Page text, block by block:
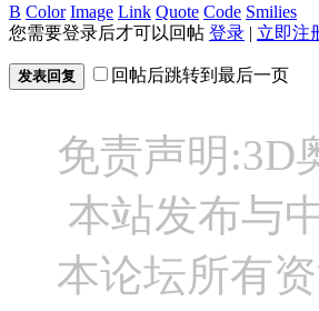
B Color Image Link Quote Code Smilies
您需要登录后才可以回帖 登录 | 立即注
发表回复 回帖后跳转到最后一页
免责声明:3D
本站发布与
本论坛所有